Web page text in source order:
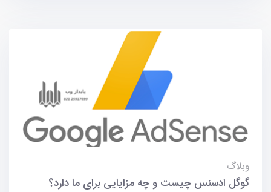
وبلاگ
گوگل ادسنس چیست و چه مزایایی برای ما دارد؟